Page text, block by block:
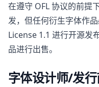
在遵守 OFL 协议的前提
发，但任何衍生字体作
License 1.1 进行开源发
品进行出售。
字体设计师/发